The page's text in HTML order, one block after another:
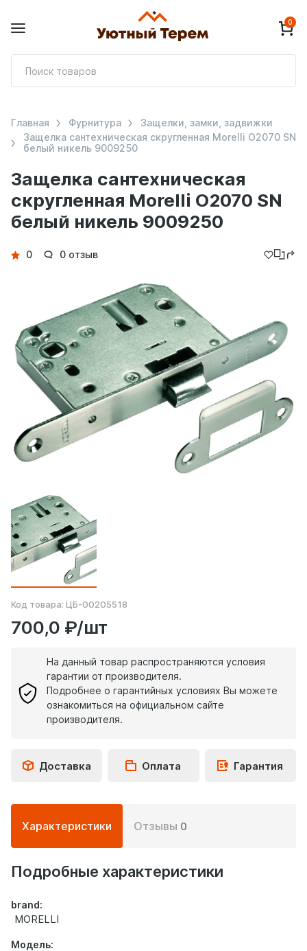
0
Защелка сантехническая
скругленная Morelli O2070 SN
белый никель 9009250
Главная Фурнитура
Защелки, замки, задвижки
Защелка сантехническая скругленная Morelli O2070 SN
белый никель 9009250
Детали
0 0 отзыв
Код товара: ЦБ-00205518
700,0 ₽/шт
На данный товар распространяются условия
гарантии от производителя.
Подробнее о гарантийных условиях Вы можете
ознакомиться на официальном сайте
производителя.
Доставка Оплата Гарантия
Подробная
информация
о
товаре
Характеристики Отзывы 0
Подробные характеристики
brand:
MORELLI
Модель: